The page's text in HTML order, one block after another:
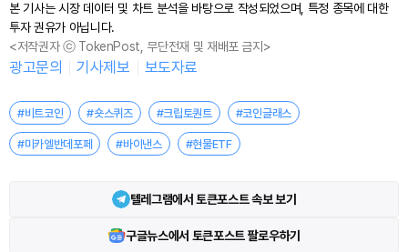
본 기사는 시장 데이터 및 차트 분석을 바탕으로 작성되었으며, 특정 종목에 대한
투자 권유가 아닙니다.
<저작권자 ⓒ TokenPost, 무단전재 및 재배포 금지>
광고문의 기사제보 보도자료
#비트코인 #숏스퀴즈 #크립토퀀트 #코인글래스
#미카엘반데포페 #바이낸스 #현물ETF
텔레그램에서 토큰포스트 속보 보기
구글뉴스에서 토큰포스트 팔로우하기